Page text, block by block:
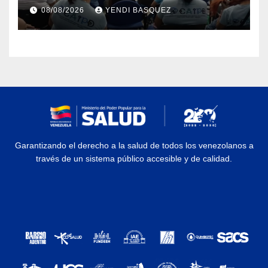
atención a personas con
discapacidad
08/08/2026 YENDI BASQUEZ
Garantizando el derecho a la salud de todos los venezolanos a
través de un sistema público accesible y de calidad.